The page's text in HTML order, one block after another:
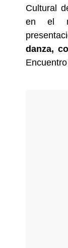
Cultural
en el
danza,